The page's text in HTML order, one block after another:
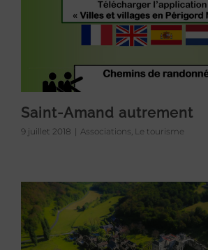
Saint-Amand autrement
9 juillet 2018 | Associations, Le tourisme